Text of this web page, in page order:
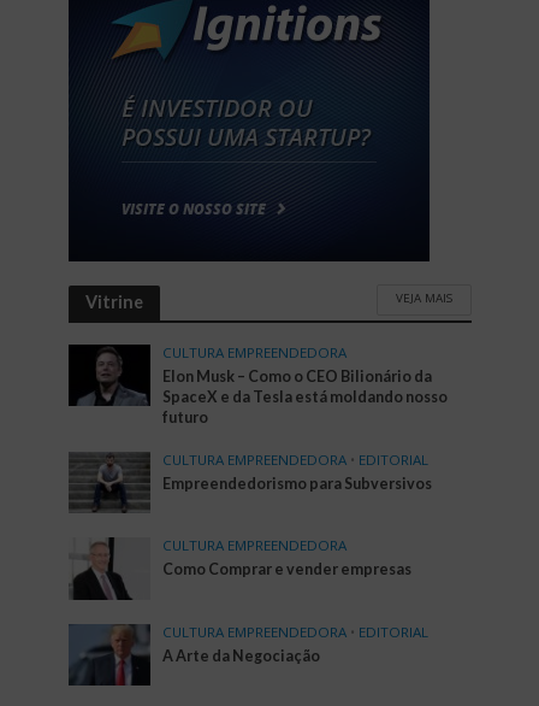
Vitrine VEJA MAIS
CULTURA EMPREENDEDORA
Elon Musk – Como o CEO Bilionário da
SpaceX e da Tesla está moldando nosso
futuro
CULTURA EMPREENDEDORA • EDITORIAL
Empreendedorismo para Subversivos
CULTURA EMPREENDEDORA
Como Comprar e vender empresas
CULTURA EMPREENDEDORA • EDITORIAL
A Arte da Negociação